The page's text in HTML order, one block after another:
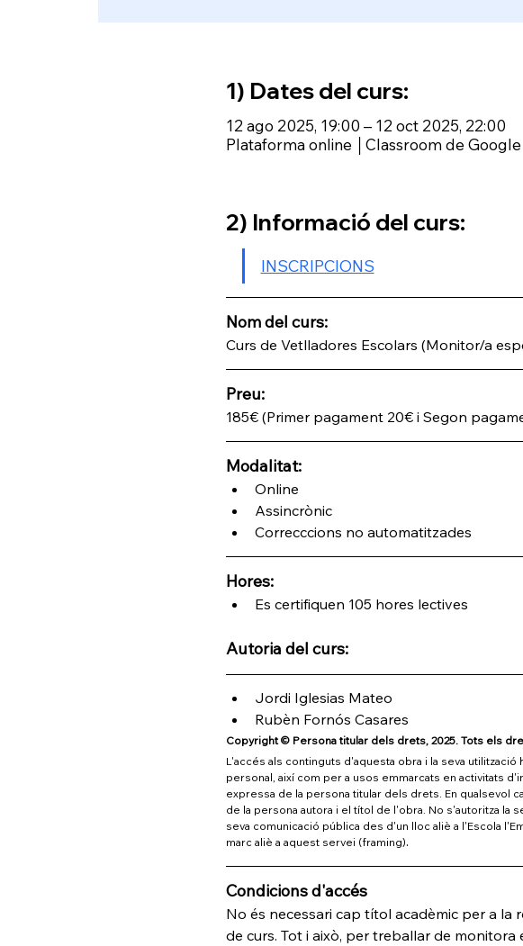
1) Dates del curs:
12 ago 2025, 19:00 – 12 oct 2025, 22:00
Plataforma online │Classroom de Google
2) Informació del curs:
INSCRIPCIONS
Nom del curs:
Curs de Vetlladores Escolars (Monitor/a
Preu:
185€ (Primer pagament 20€ i Segon
Modalitat:
Online
Assincrònic
Correcccions no automatitzades
Hores:
Es certifiquen 105 hores lectives
Autoria del curs:
Jordi Iglesias Mateo
Rubèn Fornós Casares
Copyright © Persona titular dels drets, 2025. Tots els
L'accés als continguts d'aquesta obra i la seva
personal, així com per a usos emmarcats en activitats
expressa de la persona titular dels drets. En qualsevol
de la persona autora i el títol de l'obra. No s'autoritza
seva comunicació pública des d'un lloc aliè a l'Escola
marc aliè a aquest servei (framing).
Condicions d'accés
No és necessari cap títol acadèmic per a la
de curs. Tot i això, per treballar de